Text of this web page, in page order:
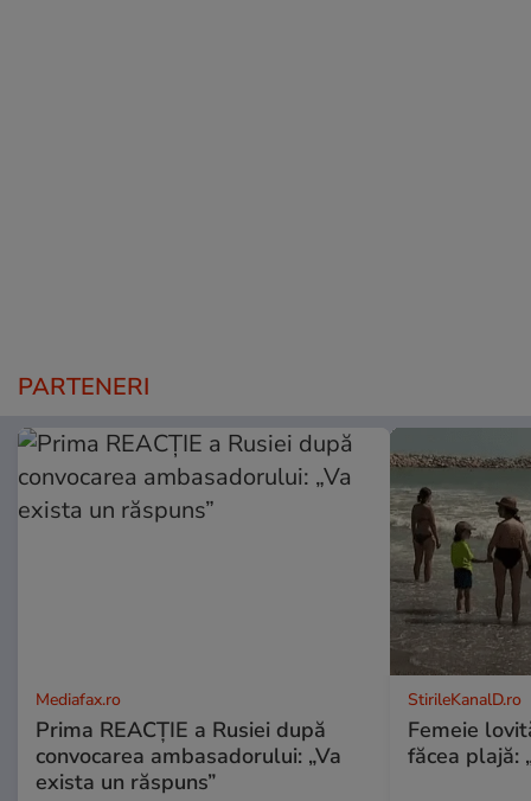
PARTENERI
Mediafax.ro
Prima REACȚIE a Rusiei după
convocarea ambasadorului: „Va
exista un răspuns”
StirileKanalD.ro
Femeie
făcea plajă: